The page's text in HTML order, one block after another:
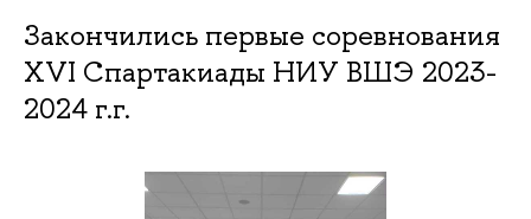
Закончились первые соревнования
XVI Спартакиады НИУ ВШЭ 2023-
2024 г.г.